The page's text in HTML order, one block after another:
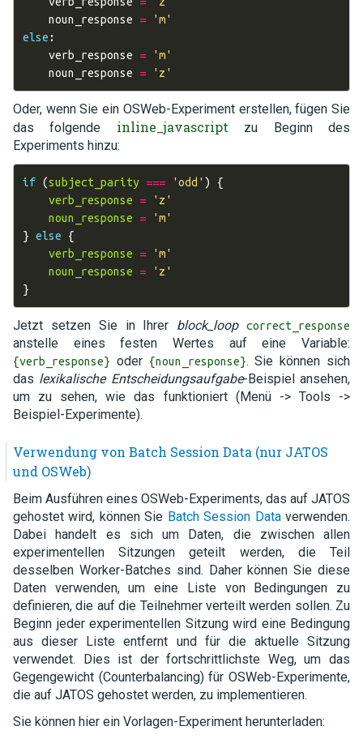
noun_response
=
'm'
else :
verb_response
=
'm'
noun_response
= 'z'
Oder, wenn Sie ein OSWeb-Experiment erstellen, fügen Sie
das folgende inline_javascriptzu Beginn des
Experiments hinzu:
if (subject_parity === 'odd' )
{
verb_response
=
'z'
noun_response
=
'm'
} else
{
verb_response
=
'm'
noun_response
=
'z'
}
Jetzt setzen Sie in Ihrer block_loop correct_response
anstelle eines festen Wertes auf eine Variable:
{verb_response} oder {noun_response}. Sie können sich
das lexikalische Entscheidungsaufgabe-Beispiel ansehen,
um zu sehen, wie das funktioniert (Menü -> Tools ->
Beispiel-Experimente).
Verwendung von Batch Session Data (nur JATOS
und OSWeb)
Beim Ausführen eines OSWeb-Experiments, das auf JATOS
gehostet wird, können Sie Batch Session Dataverwenden.
Dabei handelt es sich um Daten, die zwischen allen
experimentellen Sitzungen geteilt werden, die Teil
desselben Worker-Batches sind. Daher können Sie diese
Daten verwenden, um eine Liste von Bedingungen zu
definieren, die auf die Teilnehmer verteilt werden sollen. Zu
Beginn jeder experimentellen Sitzung wird eine Bedingung
aus dieser Liste entfernt und für die aktuelle Sitzung
verwendet. Dies ist der fortschrittlichste Weg, um das
Gegengewicht (Counterbalancing) für OSWeb-Experimente,
die auf JATOS gehostet werden, zu implementieren.
Sie können hier ein Vorlagen-Experiment herunterladen: